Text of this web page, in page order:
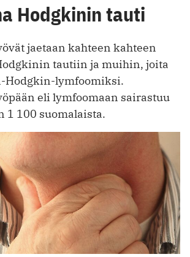
Hodgkinin tauti
jaetaan kahteen kahteen
tautiin ja muihin, joita
Hodgkin-lymfoomiksi.
eli lymfoomaan sairastuu
1 100 suomalaista.